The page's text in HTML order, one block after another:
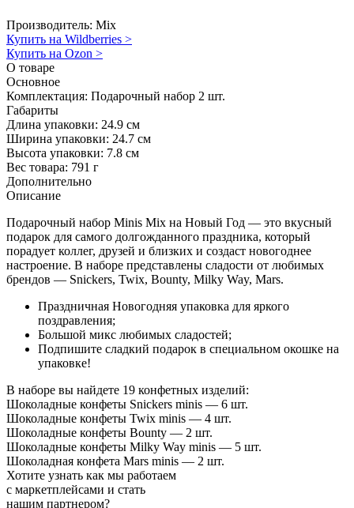
Производитель: Mix
Купить на Wildberries >
Купить на Ozon >
О товаре
Основное
Комплектация: Подарочный набор 2 шт.
Габариты
Длина упаковки: 24.9 см
Ширина упаковки: 24.7 см
Высота упаковки: 7.8 см
Вес товара: 791 г
Дополнительно
Описание
Подарочный набор Minis Mix на Новый Год — это вкусный
подарок для самого долгожданного праздника, который
порадует коллег, друзей и близких и создаст новогоднее
настроение. В наборе представлены сладости от любимых
брендов — Snickers, Twix, Bounty, Milky Way, Mars.
Праздничная Новогодняя упаковка для яркого
поздравления;
Большой микс любимых сладостей;
Подпишите сладкий подарок в специальном окошке на
упаковке!
В наборе вы найдете 19 конфетных изделий:
Шоколадные конфеты Snickers minis — 6 шт.
Шоколадные конфеты Twix minis — 4 шт.
Шоколадные конфеты Bounty — 2 шт.
Шоколадные конфеты Milky Way minis — 5 шт.
Шоколадная конфета Mars minis — 2 шт.
Хотите узнать как мы работаем
с маркетплейсами и стать
нашим партнером?